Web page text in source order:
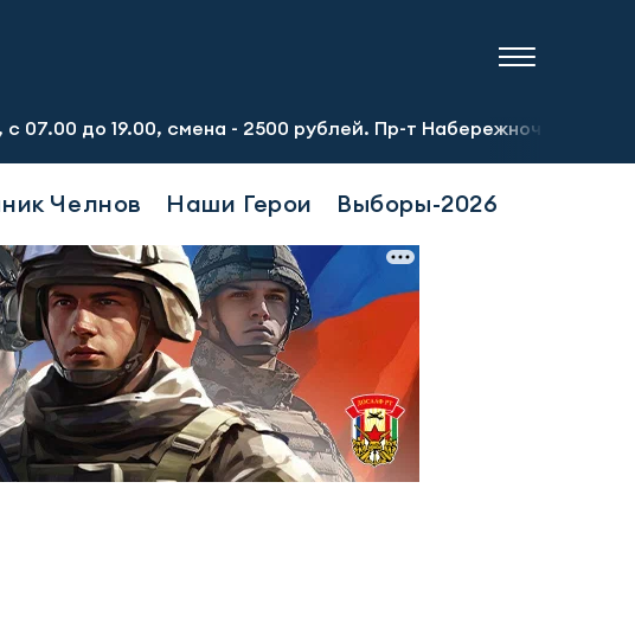
смена - 2500 рублей. Пр-т Набережночелнинский, 13а. Тел.:
Челнов Наши Герои Выборы-2026